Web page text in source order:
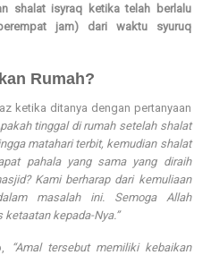
shalat isyraq ketika telah berlalu
jam) dari waktu syuruq
Rumah?
ketika ditanya dengan pertanyaan
tinggal di rumah setelah shalat
matahari terbit, kemudian shalat
pahala yang sama yang diraih
Kami berharap dari kemuliaan
masalah ini. Semoga Allah
kepada-Nya.”
“Amal tersebut memiliki kebaikan